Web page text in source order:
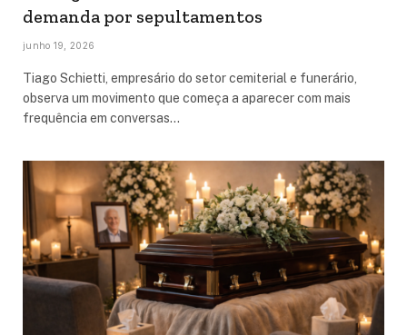
demanda por sepultamentos
junho 19, 2026
Tiago Schietti, empresário do setor cemiterial e funerário,
observa um movimento que começa a aparecer com mais
frequência em conversas…